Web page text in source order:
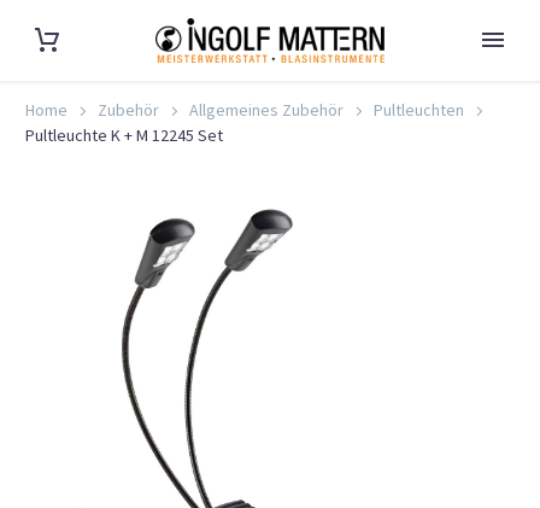
Home Zubehör Allgemeines Zubehör
Pultleuchten
Pultleuchte K + M 12245 Set